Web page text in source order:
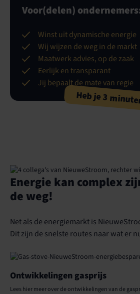
Voor(delen)
Winst uit dynamische energie
Wij wijzen de weg in de markt
Maatwerk advies, op de zaak
Eerlijk en transparant
Jij bepaalt de mate van regie
Heb je 3
Energie kan complex
de weg!
Net als de energiemarkt is
Dit zijn de snelste routes naar wat er
Ontwikkelingen gasprijs
Lees hier meer over de ontwikkelingen van de